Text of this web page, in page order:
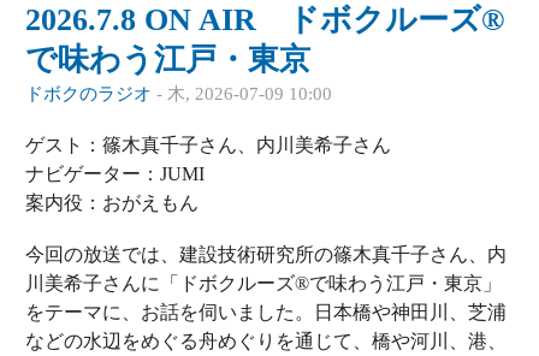
2026.7.8 ON AIR ドボクルーズ®
で味わう江戸・東京
ドボクのラジオ - 木, 2026-07-09 10:00
ゲスト：篠木真千子さん、内川美希子さん
ナビゲーター：JUMI
案内役：おがえもん
今回の放送では、建設技術研究所の篠木真千子さん、内
川美希子さんに「ドボクルーズ®で味わう江戸・東京」
をテーマに、お話を伺いました。日本橋や神田川、芝浦
などの水辺をめぐる舟めぐりを通じて、橋や河川、港、